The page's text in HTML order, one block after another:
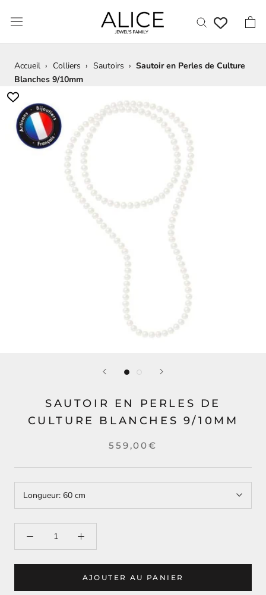
Accueil › Colliers › Sautoirs › Sautoir en Perles de Culture
Blanches 9/10mm
SAUTOIR EN PERLES DE
CULTURE BLANCHES 9/10MM
559,00€
Longueur: 60 cm
AJOUTER AU PANIER